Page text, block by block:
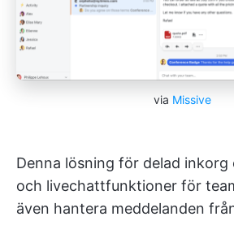
via Missive
Denna lösning för delad
och livechattfunktioner för
även hantera meddelanden